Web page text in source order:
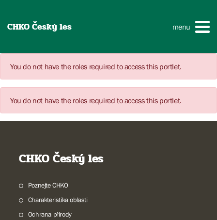
CHKO Český les menu
You do not have the roles required to access this portlet.
You do not have the roles required to access this portlet.
CHKO Český les
Poznejte CHKO
Charakteristika oblasti
Ochrana přírody